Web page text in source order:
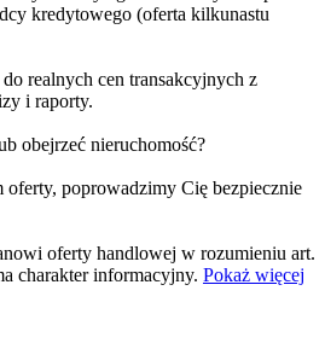
kredytowego (oferta kilkunastu
realnych cen transakcyjnych z
i raporty.
obejrzeć nieruchomość?
oferty, poprowadzimy Cię bezpiecznie
oferty handlowej w rozumieniu art.
charakter informacyjny. Pokaż więcej